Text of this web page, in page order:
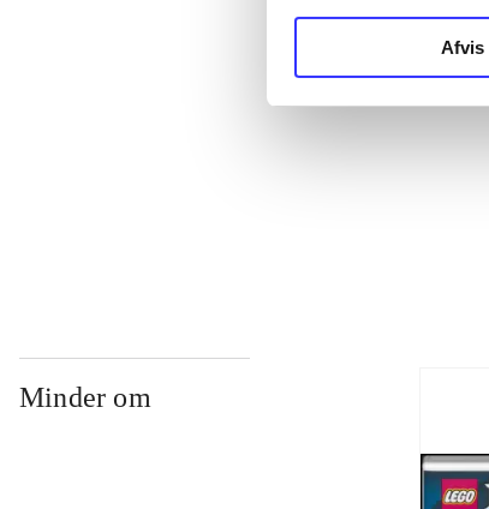
Afvis
Minder om